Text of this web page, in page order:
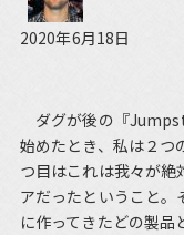
2020年6月18日
ダグが後の『
始めたとき、私は２つ
つ目はこれは我々が
アだったということ
に作ってきたどの製